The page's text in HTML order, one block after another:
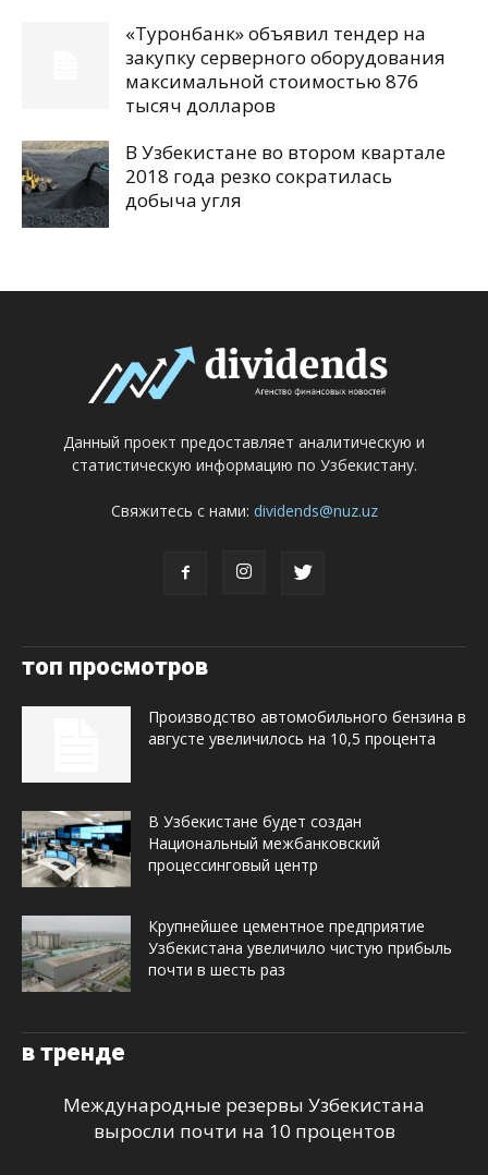
«Туронбанк» объявил тендер на
закупку серверного оборудования
максимальной стоимостью 876
тысяч долларов
В Узбекистане во втором квартале
2018 года резко сократилась
добыча угля
Данный проект предоставляет аналитическую и
статистическую информацию по Узбекистану.
Свяжитесь с нами: dividends@nuz.uz
топ просмотров
Производство автомобильного бензина в
августе увеличилось на 10,5 процента
В Узбекистане будет создан
Национальный межбанковский
процессинговый центр
Крупнейшее цементное предприятие
Узбекистана увеличило чистую прибыль
почти в шесть раз
в тренде
Международные резервы Узбекистана
выросли почти на 10 процентов